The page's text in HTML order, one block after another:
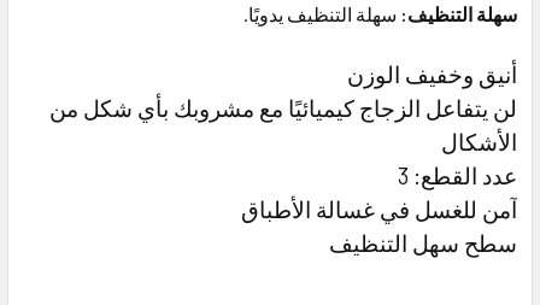
سهلة التنظيف: سهلة التنظيف يدويًا.
أنيق وخفيف الوزن
لن يتفاعل الزجاج كيميائيًا مع مشروبك بأي شكل من
الأشكال
عدد القطع: 3
آمن للغسل في غسالة الأطباق
سطح سهل التنظيف